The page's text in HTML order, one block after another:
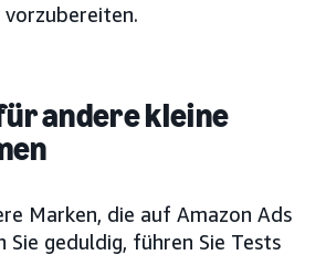
vorzubereiten.
andere kleine
Marken, die auf Amazon Ads
Sie geduldig, führen Sie Tests